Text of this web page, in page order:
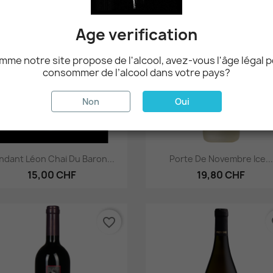
 Aperçu rapide
Léon Chai Du Baron...
15,00 CHF
favorite_border
 Aperçu rapide
Porte De Novembre Ice...
19,80 CHF
favorite_border
Age verification
notre site propose de l'alcool, avez-vous l'âge légal
consommer de l’alcool dans votre pays?
Non Oui